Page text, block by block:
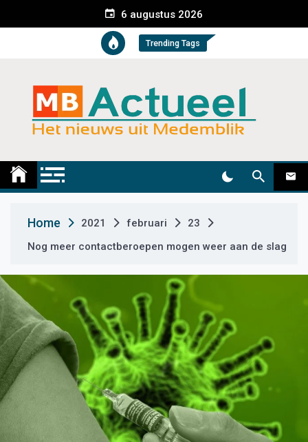
e
t
6 augustus 2026
Trending Tags
Medemblik Actueel
Home 2021 februari
23
Nog meer contactberoepen mogen weer aan de slag